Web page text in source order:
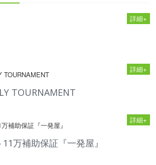
詳細+
詳細+
TOURNAMENT
詳細+
万補助保証『一発屋』